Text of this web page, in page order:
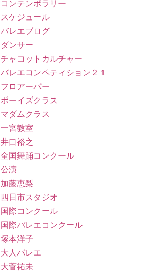
コンテンポラリー
スケジュール
バレエブログ
ダンサー
チャコットカルチャー
バレエコンペティション２１
フロアーバー
ボーイズクラス
マダムクラス
一宮教室
井口裕之
全国舞踊コンクール
公演
加藤恵梨
四日市スタジオ
国際コンクール
国際バレエコンクール
塚本洋子
大人バレエ
大菅祐未